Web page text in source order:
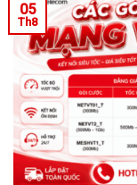
05
Th8